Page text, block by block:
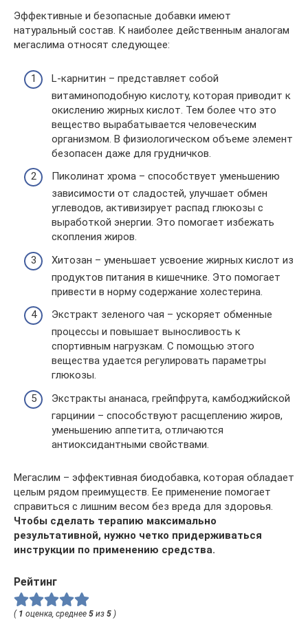
Эффективные и безопасные добавки имеют
натуральный состав. К наиболее действенным аналогам
мегаслима относят следующее:
L-карнитин – представляет собой
витаминоподобную кислоту, которая приводит к
окислению жирных кислот. Тем более что это
вещество вырабатывается человеческим
организмом. В физиологическом объеме элемент
безопасен даже для грудничков.
Пиколинат хрома – способствует уменьшению
зависимости от сладостей, улучшает обмен
углеводов, активизирует распад глюкозы с
выработкой энергии. Это помогает избежать
скопления жиров.
Хитозан – уменьшает усвоение жирных кислот из
продуктов питания в кишечнике. Это помогает
привести в норму содержание холестерина.
Экстракт зеленого чая – ускоряет обменные
процессы и повышает выносливость к
спортивным нагрузкам. С помощью этого
вещества удается регулировать параметры
глюкозы.
Экстракты ананаса, грейпфрута, камбоджийской
гарцинии – способствуют расщеплению жиров,
уменьшению аппетита, отличаются
антиоксидантными свойствами.
Мегаслим – эффективная биодобавка, которая обладает
целым рядом преимуществ. Ее применение помогает
справиться с лишним весом без вреда для здоровья.
Чтобы сделать терапию максимально
результативной, нужно четко придерживаться
инструкции по применению средства.
Рейтинг
( 1 оценка, среднее 5 из 5 )